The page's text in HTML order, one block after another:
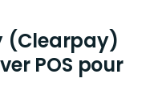
(Clearpay)
POS pour